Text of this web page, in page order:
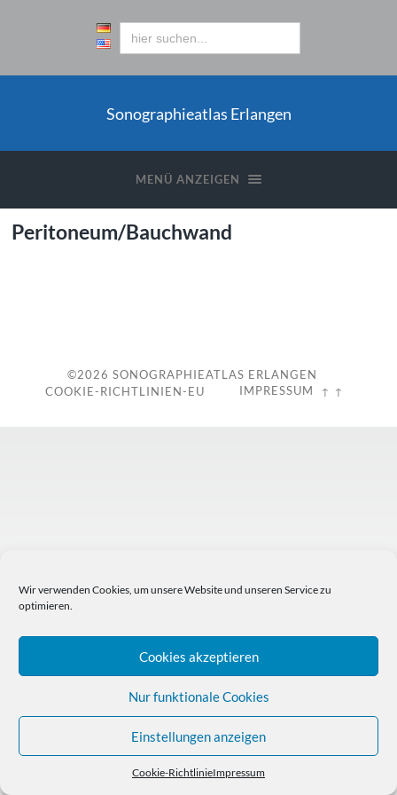
Wir verwenden Cookies, um unsere Website und unseren Service zu
optimieren.
Cookies akzeptieren
Nur funktionale Cookies
Einstellungen anzeigen
Cookie-RichtlinieImpressum
Sonographieatlas Erlangen
MENÜ ANZEIGEN
Peritoneum/Bauchwand
©2026 SONOGRAPHIEATLAS ERLANGEN
IMPRESSUM
COOKIE-RICHTLINIEN-EU ↑ ↑